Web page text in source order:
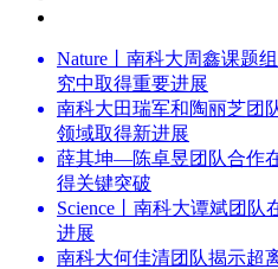
Nature丨南科大周鑫课题
究中取得重要进展
南科大田瑞军和陶丽芝团
领域取得新进展
薛其坤—陈卓昱团队合作
得关键突破
Science丨南科大谭斌团
进展
南科大何佳清团队揭示超